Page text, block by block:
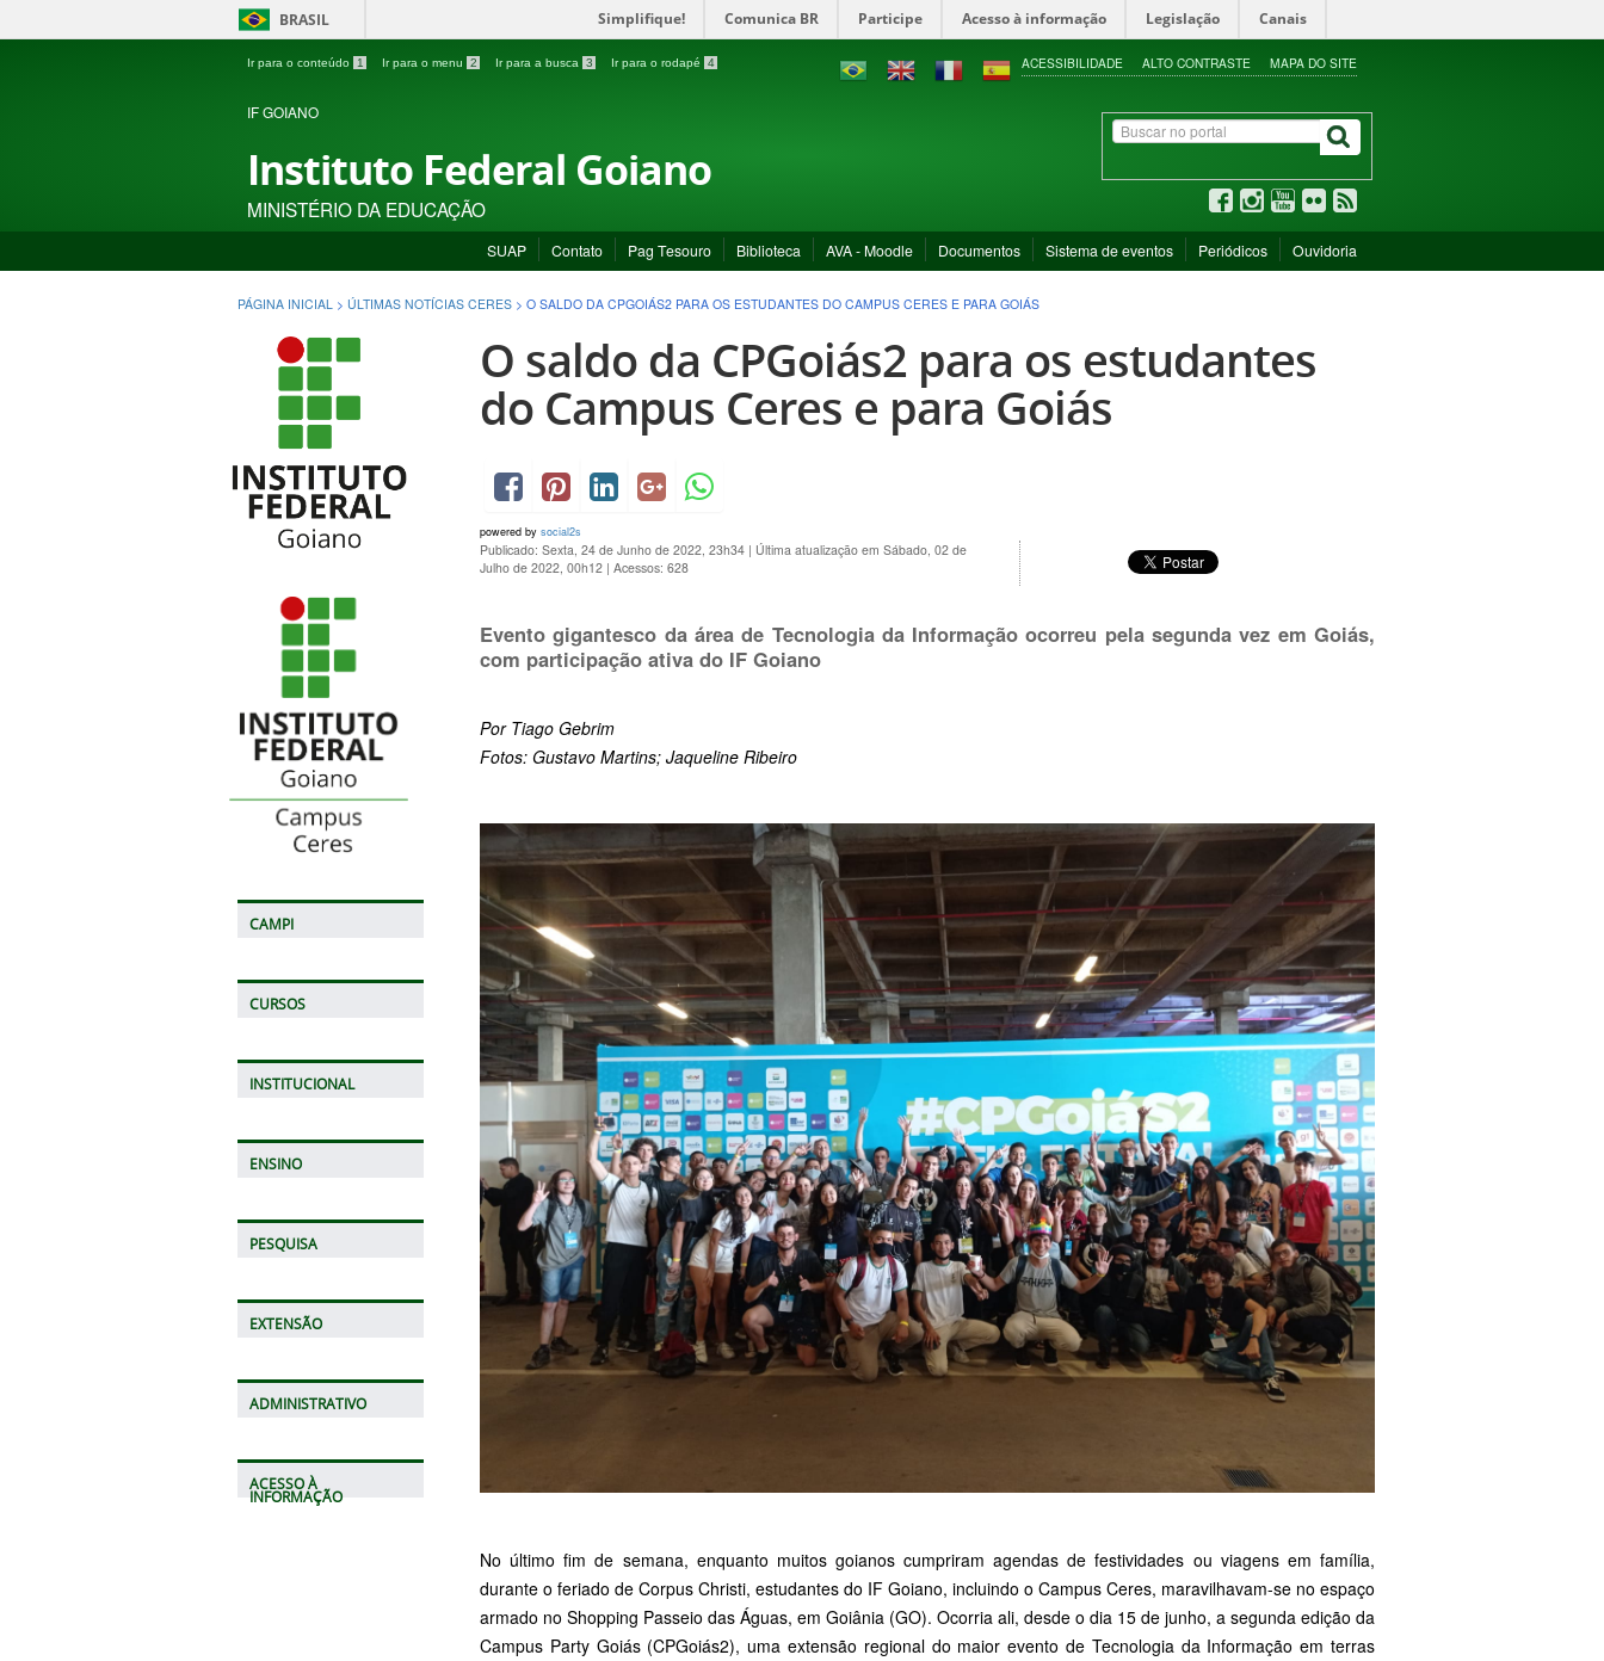
BRASIL Simplifique! Comunica BR Participe Acesso à informação Legislação Canais
Ir para o conteúdo 1 Ir para o menu 2 Ir para a busca 3 Ir para o rodapé 4 ACESSIBILIDADE ALTO CONTRASTE MAPA DO SITE
IF GOIANO
Instituto Federal Goiano
MINISTÉRIO DA EDUCAÇÃO
SUAP Contato Pag Tesouro Biblioteca AVA - Moodle Documentos Sistema de eventos Periódicos Ouvidoria
PÁGINA INICIAL > ÚLTIMAS NOTÍCIAS CERES > O SALDO DA CPGOIÁS2 PARA OS ESTUDANTES DO CAMPUS CERES E PARA GOIÁS
CAMPI
CURSOS
INSTITUCIONAL
ENSINO
PESQUISA
EXTENSÃO
ADMINISTRATIVO
ACESSO À
INFORMAÇÃO
O saldo da CPGoiás2 para os estudantes
do Campus Ceres e para Goiás
powered by social2s
Publicado: Sexta, 24 de Junho de 2022, 23h34 | Última atualização em Sábado, 02 de
Julho de 2022, 00h12 | Acessos: 628
Evento gigantesco da área de Tecnologia da Informação ocorreu pela segunda vez em Goiás,
com participação ativa do IF Goiano
Por Tiago Gebrim
Fotos: Gustavo Martins; Jaqueline Ribeiro
No último fim de semana, enquanto muitos goianos cumpriram agendas de festividades ou viagens em família,
durante o feriado de Corpus Christi, estudantes do IF Goiano, incluindo o Campus Ceres, maravilhavam-se no espaço
armado no Shopping Passeio das Águas, em Goiânia (GO). Ocorria ali, desde o dia 15 de junho, a segunda edição da
Campus Party Goiás (CPGoiás2), uma extensão regional do maior evento de Tecnologia da Informação em terras